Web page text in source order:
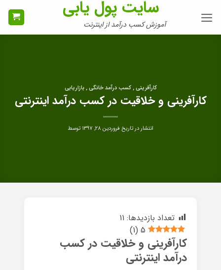
سایت پول یابی
آموزش کسب درآمد از اینترنت
کارآفرینی , کسب درآمد خانگی , بازاریابی
کارآفرینی و خلاقیت در کسب درآمد اینترنتی
انتشار در تاریخ فروردین ۲۸, ۱۳۹۷ توسط
تعداد بازدیدها: 11
5
(
1
)
کارآفرینی و خلاقیت در کسب
درآمد اینترنتی